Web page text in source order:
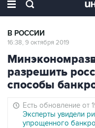
В РОССИИ
16:38, 9 октября 2019
разрешить
способы
Есть обновление от
Эксперты увидели
упрощенного